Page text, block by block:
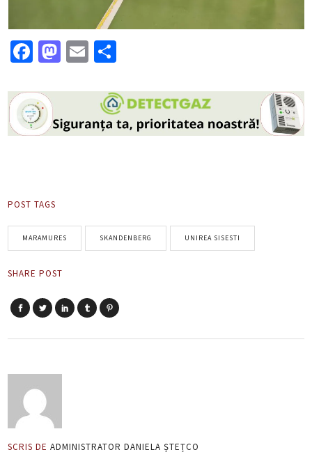
Facebook
Mastodon
Email
POST TAGS
MARAMURES SKANDENBERG UNIREA SISESTI
SHARE POST
SCRIS DE ADMINISTRATOR DANIELA ȘTEȚCO